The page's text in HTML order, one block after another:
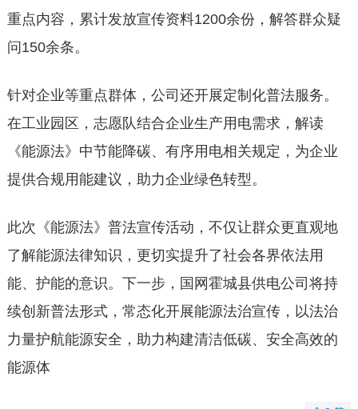
重点内容，累计发放宣传资料1200余份，解答群众疑
问150余条。
针对企业等重点群体，公司还开展定制化普法服务。
在工业园区，志愿队结合企业生产用电需求，解读
《能源法》中节能降碳、有序用电相关规定，为企业
提供合规用能建议，助力企业绿色转型。
此次《能源法》普法宣传活动，不仅让群众更直观地
了解能源法律知识，更切实提升了社会各界依法用
能、护能的意识。下一步，国网霍城县供电公司将持
续创新普法形式，常态化开展能源法治宣传，以法治
力量护航能源安全，助力构建清洁低碳、安全高效的
能源体